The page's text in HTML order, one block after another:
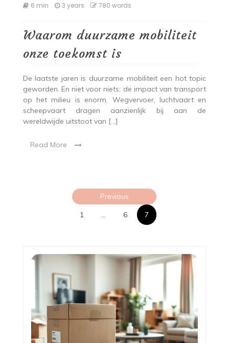
6 min
3 years 780 words
Waarom duurzame mobiliteit
onze toekomst is
De laatste jaren is duurzame mobiliteit een hot topic
geworden. En niet voor niets; de impact van transport
op het milieu is enorm. Wegvervoer, luchtvaart en
scheepvaart dragen aanzienlijk bij aan de
wereldwijde uitstoot van […]
Read More
Posts
pagination
Previous
1
… 6 7